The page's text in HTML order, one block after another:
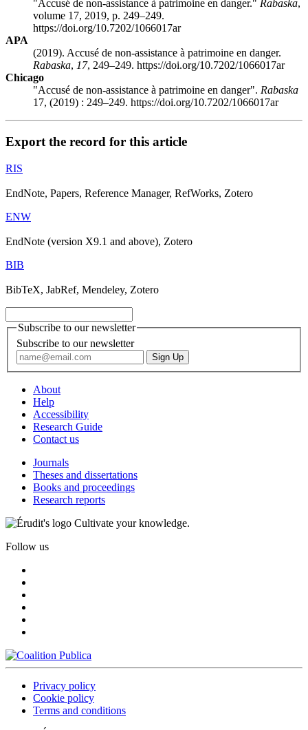
"Accusé de non-assistance à patrimoine en danger." Rabaska,
volume 17, 2019, p. 249–249.
https://doi.org/10.7202/1066017ar
APA
(2019). Accusé de non-assistance à patrimoine en danger.
Rabaska, 17, 249–249. https://doi.org/10.7202/1066017ar
Chicago
"Accusé de non-assistance à patrimoine en danger". Rabaska
17, (2019) : 249–249. https://doi.org/10.7202/1066017ar
Export the record for this article
RIS
EndNote, Papers, Reference Manager, RefWorks, Zotero
ENW
EndNote (version X9.1 and above), Zotero
BIB
BibTeX, JabRef, Mendeley, Zotero
Subscribe to our newsletter
Subscribe to our newsletter
About
Help
Accessibility
Research Guide
Contact us
Journals
Theses and dissertations
Books and proceedings
Research reports
Cultivate your knowledge.
Follow us
Privacy policy
Cookie policy
Terms and conditions